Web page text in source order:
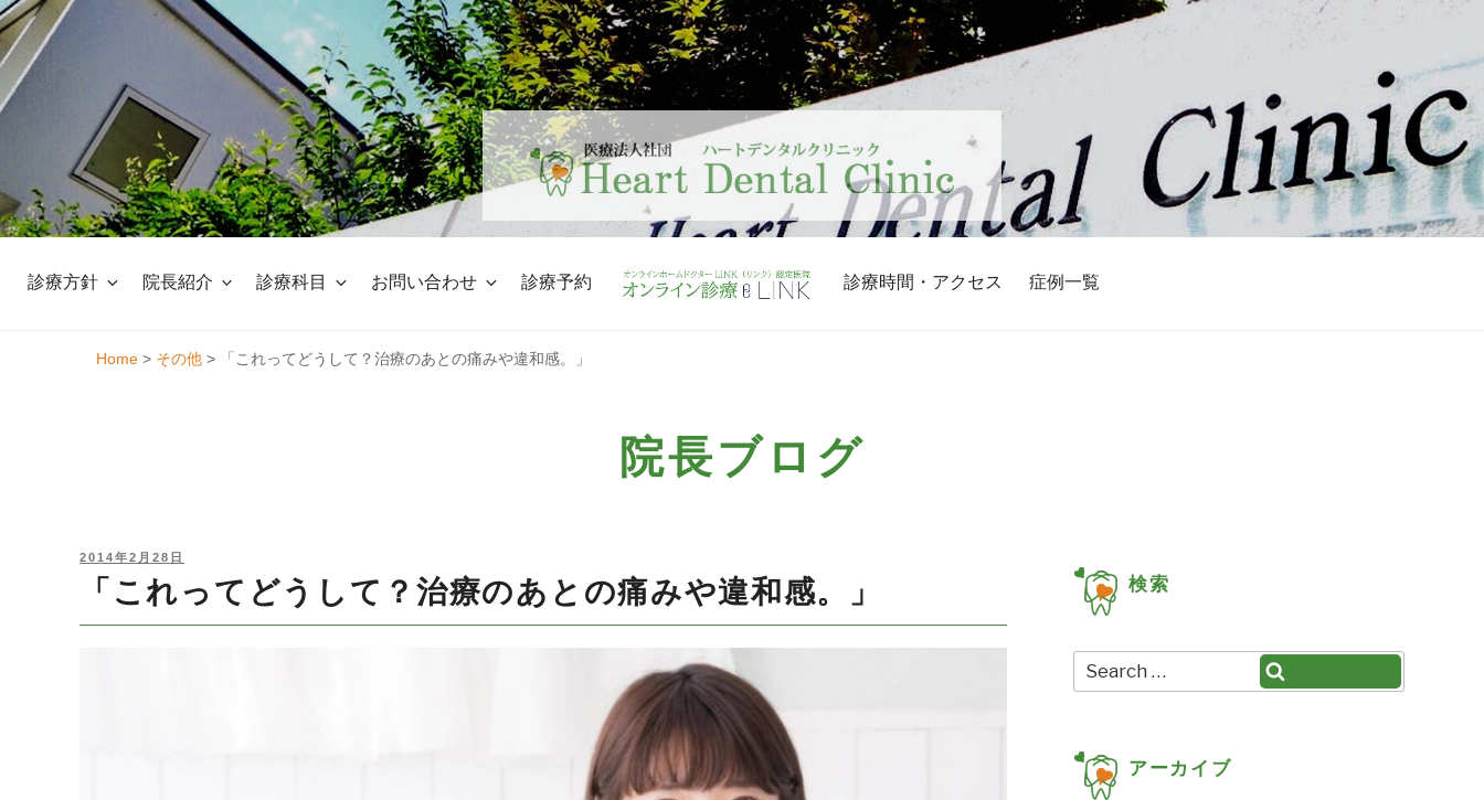
Skip
to
content
診療方針 院長紹介 診療科目 お問い合わせ 診療予約 診療時間・アクセス 症例一覧
Home > その他 > 「これってどうして？治療のあとの痛みや違和感。」
院長ブログ
POSTED
ON
2014年2月28日
「これってどうして？治療のあとの痛みや違和感。」 検索
Search
for:
アーカイブ